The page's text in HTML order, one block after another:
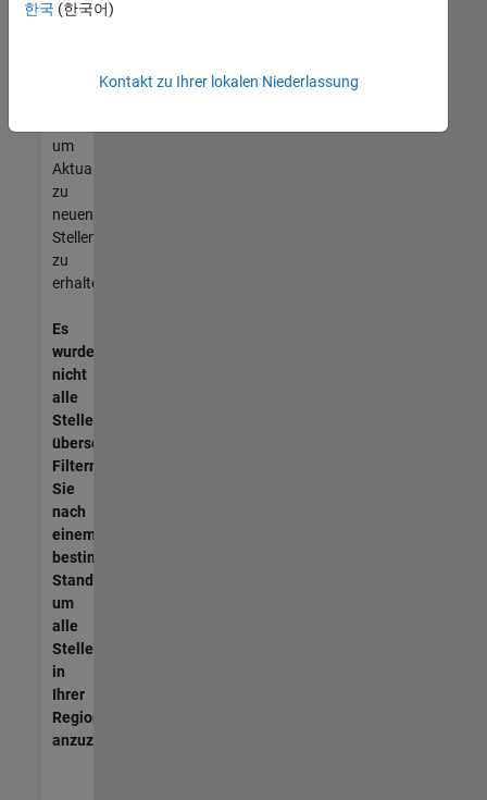
werden
unseres
um
Aktualisierungen
zu
neuen
Stellenangeboten
zu
erhalten.
Es
wurden
nicht
alle
Stellen
übersetzt.
Filtern
Sie
nach
einem
bestimmten
Standort,
um
alle
Stellenangebote
in
Ihrer
Region
anzuzeigen.
한국 (한국어)
Kontakt zu Ihrer lokalen Niederlassung